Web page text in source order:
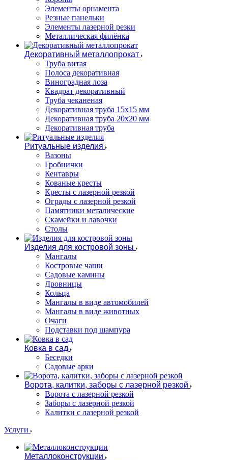
Элементы орнамента
Резные панельки
Элементы лазерной резки
Металлическая филёнка
Декоративный металлопрокат
Труба витая
Полоса декоративная
Виноградная лоза
Квадрат декоративный
Труба чеканеная
Декоративная труба 15х15 мм
Декоративная труба 20х20 мм
Декоративная труба
Ритуальные изделия
Вазоны
Гробнички
Кентавры
Кованые кресты
Кресты с лазерной резкой
Ограды с лазерной резкой
Памятники металические
Скамейки и лавочки
Столы
Изделия для костровой зоны
Мангалы
Костровые чаши
Садовые камины
Дровницы
Кольца
Мангалы в виде автомобилей
Мангалы в виде животных
Очаги
Подставки под шампура
Ковка в сад
Беседки
Садовые арки
Ворота, калитки, заборы с лазерной резкой
Ворота с лазерной резкой
Заборы с лазерной резкой
Калитки с лазерной резкой
Услуги
Металлоконструкции